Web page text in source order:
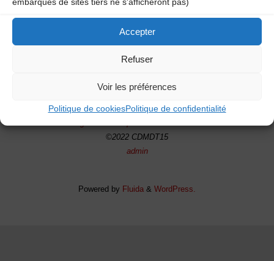
Accepter
Refuser
Voir les préférences
Politique de cookiesPolitique de confidentialité
Atelier Danse trad’ – Saint-Flour
©2022 CDMDT15
admin
Powered by Fluida & WordPress.